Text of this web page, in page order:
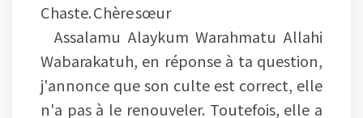
Chaste. Chère sœur
Assalamu Alaykum Warahmatu Allahi
Wabarakatuh, en réponse à ta question,
j'annonce que son culte est correct, elle
n'a pas à le renouveler. Toutefois, elle a